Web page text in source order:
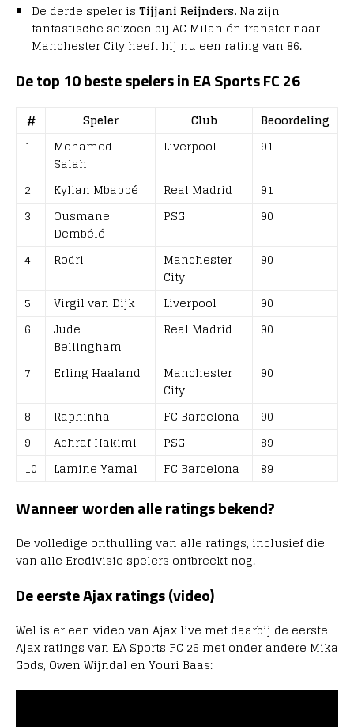
De derde speler is Tijjani Reijnders. Na zijn
fantastische seizoen bij AC Milan én transfer naar
Manchester City heeft hij nu een rating van 86.
De top 10 beste spelers in EA Sports FC 26
# Speler Club
Beoordeling
1
Mohamed
Salah
Liverpool 91
2 Kylian Mbappé Real Madrid
91
3
Ousmane
Dembélé
PSG 90
4 Rodri
Manchester
City
90
5 Virgil van Dijk Liverpool
90
6
Jude
Bellingham
Real Madrid 90
7 Erling Haaland
Manchester
City
90
8 Raphinha FC Barcelona
90
9
Achraf Hakimi PSG
89
10
Lamine Yamal FC Barcelona 89
Wanneer worden alle ratings bekend?
De volledige onthulling van alle ratings, inclusief die
van alle Eredivisie spelers ontbreekt nog.
De eerste Ajax ratings (video)
Wel is er een video van Ajax live met daarbij de eerste
Ajax ratings van EA Sports FC 26 met onder andere Mika
Gods, Owen Wijndal en Youri Baas: